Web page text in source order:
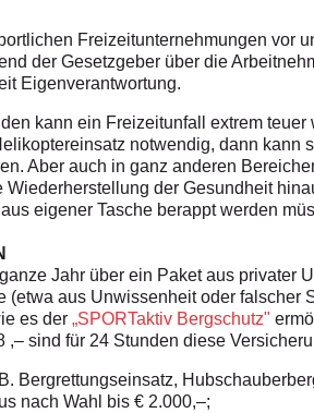
Freizeitunternehmungen vor
der Gesetzgeber über die
Eigenverantwortung.
kann ein Freizeitunfall extrem
notwendig, dann
Aber auch in ganz anderen
Wiederherstellung der Gesundheit
eigener Tasche berappt werden
Jahr über ein Paket aus privater
(etwa aus Unwissenheit oder
es der „SPORTaktiv Bergschutz"
,– sind für 24 Stunden diese
Bergrettungseinsatz,
nach Wahl bis € 2.000,–;